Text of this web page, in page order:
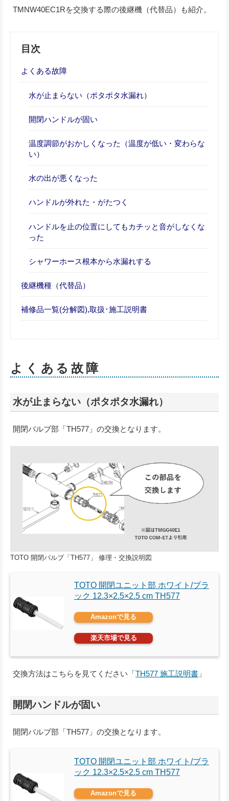
TMNW40EC1Rを交換する際の後継機（代替品）も紹介。
目次
よくある故障
水が止まらない（ポタポタ水漏れ）
開閉ハンドルが固い
温度調節がおかしくなった（温度が低い・変わらな
い）
水の出が悪くなった
ハンドルが外れた・がたつく
ハンドルを止の位置にしてもカチッと音がしなくな
った
シャワーホース根本から水漏れする
後継機種（代替品）
補修品一覧(分解図),取扱･施工説明書
よくある故障
水が止まらない（ポタポタ水漏れ）
開閉バルブ部「TH577」の交換となります。
TOTO 開閉バルブ「TH577」 修理・交換説明図
TOTO 開閉ユニット部 ホワイト/ブラ
ック 12.3×2.5×2.5 cm TH577
Amazonで見る
楽天市場で見る
交換方法はこちらを見てください「TH577 施工説明書 」
開閉ハンドルが固い
開閉バルブ部「TH577」の交換となります。
TOTO 開閉ユニット部 ホワイト/ブラ
ック 12.3×2.5×2.5 cm TH577
Amazonで見る